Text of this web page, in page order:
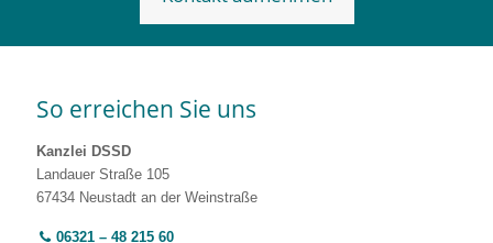
So erreichen Sie uns
Kanzlei DSSD
Landauer Straße 105
67434 Neustadt an der Weinstraße
06321 – 48 215 60